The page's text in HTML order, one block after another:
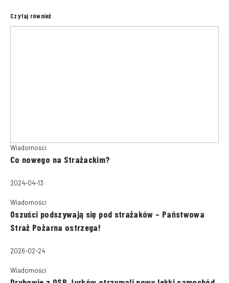
Czytaj również
Wiadomości
Co nowego na Strażackim?
2024-04-13
Wiadomości
Oszuści podszywają się pod strażaków – Państwowa
Straż Pożarna ostrzega!
2026-02-24
Wiadomości